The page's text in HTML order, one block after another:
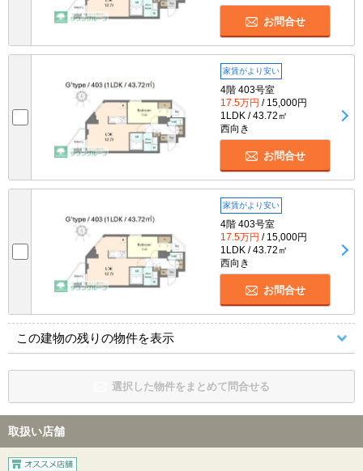
お問合せ
家賃がより安い
4階 403号室
17.5万円 / 15,000円
1LDK / 43.72㎡
西向き
お問合せ
家賃がより安い
4階 403号室
17.5万円 / 15,000円
1LDK / 43.72㎡
西向き
お問合せ
この建物の残りの物件を表示
選択した物件をまとめて問合せる
取扱い店舗